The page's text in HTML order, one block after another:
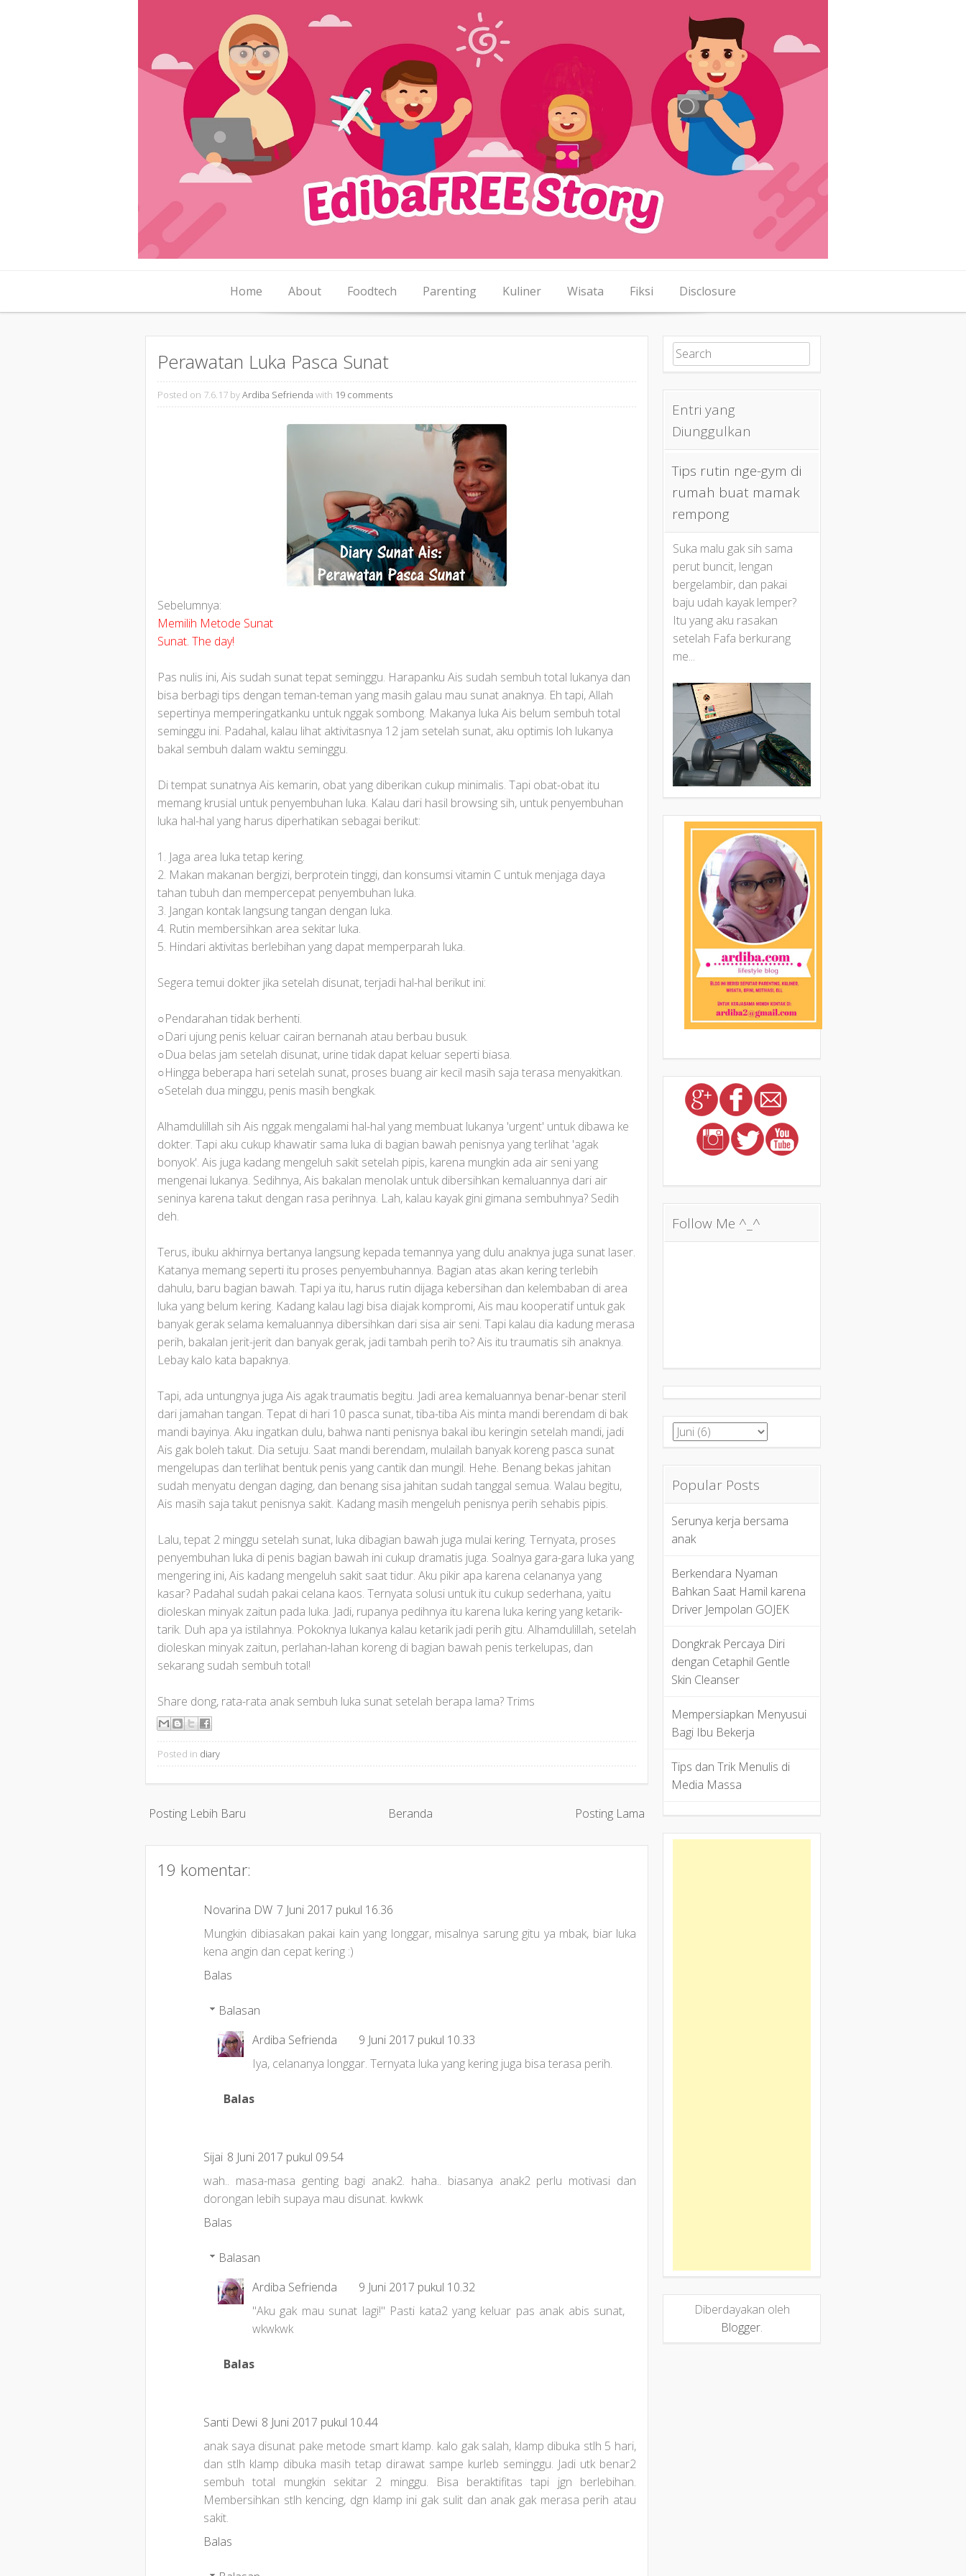
Home About Foodtech Parenting Kuliner Wisata Fiksi Disclosure
Perawatan Luka Pasca Sunat
Posted on 7.6.17 byArdiba Sefrienda with 19 comments
Sebelumnya:
Memilih Metode Sunat
Sunat. The day!
Pas nulis ini, Ais sudah sunat tepat seminggu. Harapanku Ais sudah sembuh total lukanya dan
bisa berbagi tips dengan teman-teman yang masih galau mau sunat anaknya. Eh tapi, Allah
sepertinya memperingatkanku untuk nggak sombong. Makanya luka Ais belum sembuh total
seminggu ini. Padahal, kalau lihat aktivitasnya 12 jam setelah sunat, aku optimis loh lukanya
bakal sembuh dalam waktu seminggu.
Di tempat sunatnya Ais kemarin, obat yang diberikan cukup minimalis. Tapi obat-obat itu
memang krusial untuk penyembuhan luka. Kalau dari hasil browsing sih, untuk penyembuhan
luka hal-hal yang harus diperhatikan sebagai berikut:
1. Jaga area luka tetap kering.
2. Makan makanan bergizi, berprotein tinggi, dan konsumsi vitamin C untuk menjaga daya
tahan tubuh dan mempercepat penyembuhan luka.
3. Jangan kontak langsung tangan dengan luka.
4. Rutin membersihkan area sekitar luka.
5. Hindari aktivitas berlebihan yang dapat memperparah luka.
Segera temui dokter jika setelah disunat, terjadi hal-hal berikut ini:
○Pendarahan tidak berhenti.
○Dari ujung penis keluar cairan bernanah atau berbau busuk.
○Dua belas jam setelah disunat, urine tidak dapat keluar seperti biasa.
○Hingga beberapa hari setelah sunat, proses buang air kecil masih saja terasa menyakitkan.
○Setelah dua minggu, penis masih bengkak.
Alhamdulillah sih Ais nggak mengalami hal-hal yang membuat lukanya 'urgent' untuk dibawa ke
dokter. Tapi aku cukup khawatir sama luka di bagian bawah penisnya yang terlihat 'agak
bonyok'. Ais juga kadang mengeluh sakit setelah pipis, karena mungkin ada air seni yang
mengenai lukanya. Sedihnya, Ais bakalan menolak untuk dibersihkan kemaluannya dari air
seninya karena takut dengan rasa perihnya. Lah, kalau kayak gini gimana sembuhnya? Sedih
deh.
Terus, ibuku akhirnya bertanya langsung kepada temannya yang dulu anaknya juga sunat laser.
Katanya memang seperti itu proses penyembuhannya. Bagian atas akan kering terlebih
dahulu, baru bagian bawah. Tapi ya itu, harus rutin dijaga kebersihan dan kelembaban di area
luka yang belum kering. Kadang kalau lagi bisa diajak kompromi, Ais mau kooperatif untuk gak
banyak gerak selama kemaluannya dibersihkan dari sisa air seni. Tapi kalau dia kadung merasa
perih, bakalan jerit-jerit dan banyak gerak, jadi tambah perih to? Ais itu traumatis sih anaknya.
Lebay kalo kata bapaknya.
Tapi, ada untungnya juga Ais agak traumatis begitu. Jadi area kemaluannya benar-benar steril
dari jamahan tangan. Tepat di hari 10 pasca sunat, tiba-tiba Ais minta mandi berendam di bak
mandi bayinya. Aku ingatkan dulu, bahwa nanti penisnya bakal ibu keringin setelah mandi, jadi
Ais gak boleh takut. Dia setuju. Saat mandi berendam, mulailah banyak koreng pasca sunat
mengelupas dan terlihat bentuk penis yang cantik dan mungil. Hehe. Benang bekas jahitan
sudah menyatu dengan daging, dan benang sisa jahitan sudah tanggal semua. Walau begitu,
Ais masih saja takut penisnya sakit. Kadang masih mengeluh penisnya perih sehabis pipis.
Lalu, tepat 2 minggu setelah sunat, luka dibagian bawah juga mulai kering. Ternyata, proses
penyembuhan luka di penis bagian bawah ini cukup dramatis juga. Soalnya gara-gara luka yang
mengering ini, Ais kadang mengeluh sakit saat tidur. Aku pikir apa karena celananya yang
kasar? Padahal sudah pakai celana kaos. Ternyata solusi untuk itu cukup sederhana, yaitu
dioleskan minyak zaitun pada luka. Jadi, rupanya pedihnya itu karena luka kering yang ketarik-
tarik. Duh apa ya istilahnya. Pokoknya lukanya kalau ketarik jadi perih gitu. Alhamdulillah, setelah
dioleskan minyak zaitun, perlahan-lahan koreng di bagian bawah penis terkelupas, dan
sekarang sudah sembuh total!
Share dong, rata-rata anak sembuh luka sunat setelah berapa lama? Trims
Posted in diary
Posting Lebih Baru Posting Lama
Beranda
19 komentar:
Novarina DW 7 Juni 2017 pukul 16.36
Mungkin dibiasakan pakai kain yang longgar, misalnya sarung gitu ya mbak, biar luka
kena angin dan cepat kering :)
Balas
Balasan
Ardiba Sefrienda
9 Juni 2017 pukul 10.33
Iya, celananya longgar. Ternyata luka yang kering juga bisa terasa perih.
Balas
Sijai 8 Juni 2017 pukul 09.54
wah.. masa-masa genting bagi anak2. haha.. biasanya anak2 perlu motivasi dan
dorongan lebih supaya mau disunat. kwkwk
Balas
Balasan
Ardiba Sefrienda
9 Juni 2017 pukul 10.32
"Aku gak mau sunat lagi!" Pasti kata2 yang keluar pas anak abis sunat,
wkwkwk
Balas
Santi Dewi 8 Juni 2017 pukul 10.44
anak saya disunat pake metode smart klamp. kalo gak salah, klamp dibuka stlh 5 hari,
dan stlh klamp dibuka masih tetap dirawat sampe kurleb seminggu. Jadi utk benar2
sembuh total mungkin sekitar 2 minggu. Bisa beraktifitas tapi jgn berlebihan.
Membersihkan stlh kencing, dgn klamp ini gak sulit dan anak gak merasa perih atau
sakit.
Balas
Search for:
Entri yang
Diunggulkan
Tips rutin nge-gym di
rumah buat mamak
rempong
Suka malu gak sih sama
perut buncit, lengan
bergelambir, dan pakai
baju udah kayak lemper?
Itu yang aku rasakan
setelah Fafa berkurang
me...
Follow Me ^_^
Popular Posts
Serunya kerja bersama
anak
Berkendara Nyaman
Bahkan Saat Hamil karena
Driver Jempolan GOJEK
Dongkrak Percaya Diri
dengan Cetaphil Gentle
Skin Cleanser
Mempersiapkan Menyusui
Bagi Ibu Bekerja
Tips dan Trik Menulis di
Media Massa
Diberdayakan oleh
Blogger.